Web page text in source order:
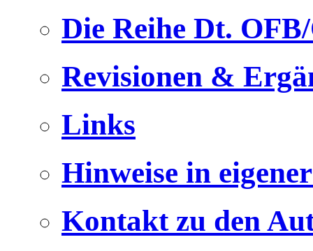
Die Reihe Dt.
Revisionen &
Links
Hinweise in
Kontakt zu den